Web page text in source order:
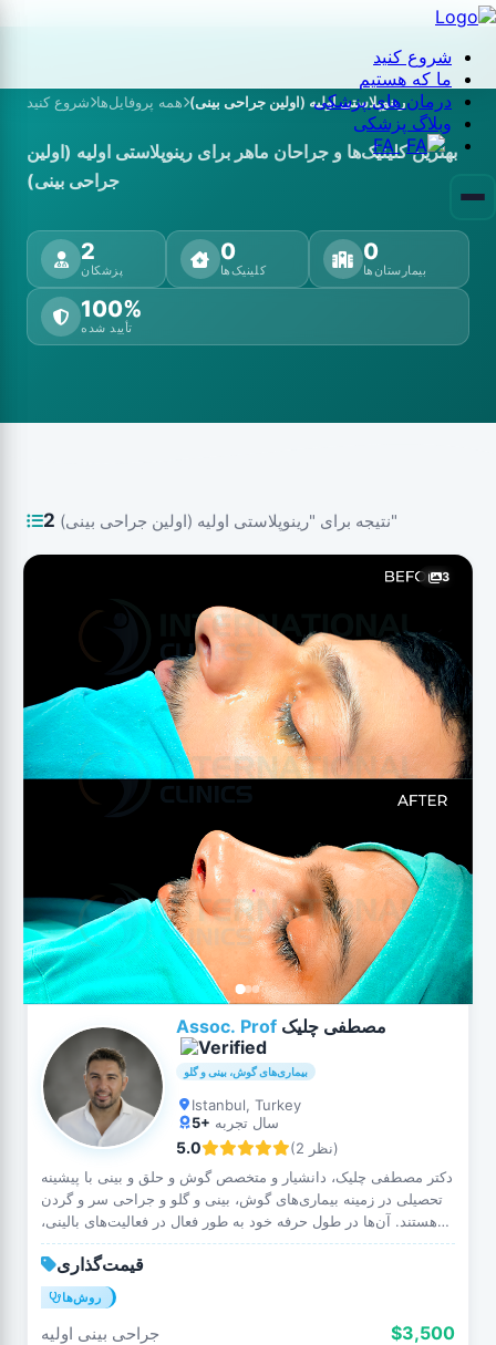
شروع کنید
ما که هستیم
درمان های پزشکی
وبلاگ پزشکی
FA
شروع کنید همه پروفایل‌ها رینوپلاستی اولیه (اولین جراحی بینی)
بهترین کلینیک‌ها و جراحان ماهر برای رینوپلاستی اولیه (اولین
جراحی بینی)
2
پزشکان
0
کلینیک‌ها
0
بیمارستان‌ها
100%
تأیید شده
2 نتیجه برای "رینوپلاستی اولیه (اولین جراحی بینی)"
Assoc. Prof مصطفی چلیک
بیماری‌های گوش، بینی و گلو
Istanbul, Turkey
5+ سال تجربه
5.0
(2 نظر)
دکتر مصطفی چلیک، دانشیار و متخصص گوش و حلق و بینی با پیشینه
تحصیلی در زمینه بیماری‌های گوش، بینی و گلو و جراحی سر و گردن
هستند. آن‌ها در طول حرفه خود به طور فعال در فعالیت‌های بالینی،
پژوهش‌های علمی و آموزش پزشکی مشارکت …
قیمت‌گذاری
روش‌ها
جراحی بینی اولیه $3,500
3